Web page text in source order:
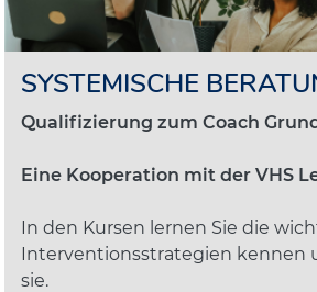
SYSTEMISCHE
Qualifizierung zum Coach
Eine Kooperation mit der VHS
In den Kursen lernen Sie die
Interventionsstrategien kennen
sie.